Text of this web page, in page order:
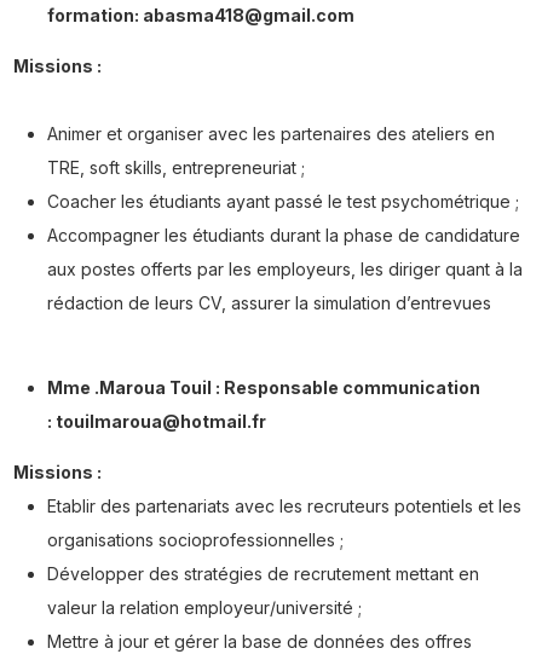
formation: abasma418@gmail.com
Missions :
Animer et organiser avec les partenaires des ateliers en
TRE, soft skills, entrepreneuriat ;
Coacher les étudiants ayant passé le test psychométrique ;
Accompagner les étudiants durant la phase de candidature
aux postes offerts par les employeurs, les diriger quant à la
rédaction de leurs CV, assurer la simulation d’entrevues
Mme .Maroua Touil : Responsable communication
: touilmaroua@hotmail.fr
Missions :
Etablir des partenariats avec les recruteurs potentiels et les
organisations socioprofessionnelles ;
Développer des stratégies de recrutement mettant en
valeur la relation employeur/université ;
Mettre à jour et gérer la base de données des offres